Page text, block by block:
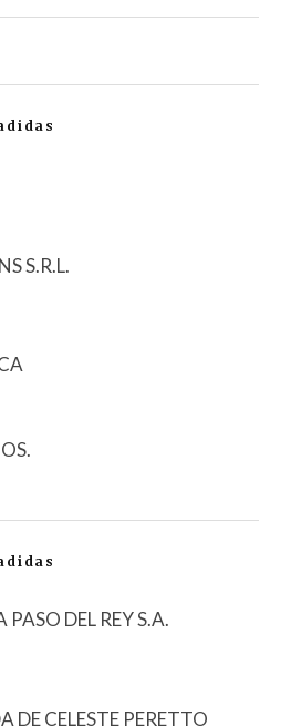
S.R.L.
DEL REY S.A.
DE CELESTE PERETTO